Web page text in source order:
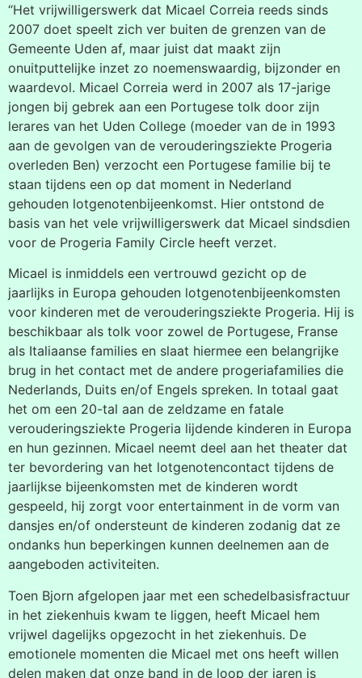
“Het vrijwilligerswerk dat Micael Correia reeds sinds
2007 doet speelt zich ver buiten de grenzen van de
Gemeente Uden af, maar juist dat maakt zijn
onuitputtelijke inzet zo noemenswaardig, bijzonder en
waardevol. Micael Correia werd in 2007 als 17-jarige
jongen bij gebrek aan een Portugese tolk door zijn
lerares van het Uden College (moeder van de in 1993
aan de gevolgen van de verouderingsziekte Progeria
overleden Ben) verzocht een Portugese familie bij te
staan tijdens een op dat moment in Nederland
gehouden lotgenotenbijeenkomst. Hier ontstond de
basis van het vele vrijwilligerswerk dat Micael sindsdien
voor de Progeria Family Circle heeft verzet.
Micael is inmiddels een vertrouwd gezicht op de
jaarlijks in Europa gehouden lotgenotenbijeenkomsten
voor kinderen met de verouderingsziekte Progeria. Hij is
beschikbaar als tolk voor zowel de Portugese, Franse
als Italiaanse families en slaat hiermee een belangrijke
brug in het contact met de andere progeriafamilies die
Nederlands, Duits en/of Engels spreken. In totaal gaat
het om een 20-tal aan de zeldzame en fatale
verouderingsziekte Progeria lijdende kinderen in Europa
en hun gezinnen. Micael neemt deel aan het theater dat
ter bevordering van het lotgenotencontact tijdens de
jaarlijkse bijeenkomsten met de kinderen wordt
gespeeld, hij zorgt voor entertainment in de vorm van
dansjes en/of ondersteunt de kinderen zodanig dat ze
ondanks hun beperkingen kunnen deelnemen aan de
aangeboden activiteiten.
Toen Bjorn afgelopen jaar met een schedelbasisfractuur
in het ziekenhuis kwam te liggen, heeft Micael hem
vrijwel dagelijks opgezocht in het ziekenhuis. De
emotionele momenten die Micael met ons heeft willen
delen maken dat onze band in de loop der jaren is